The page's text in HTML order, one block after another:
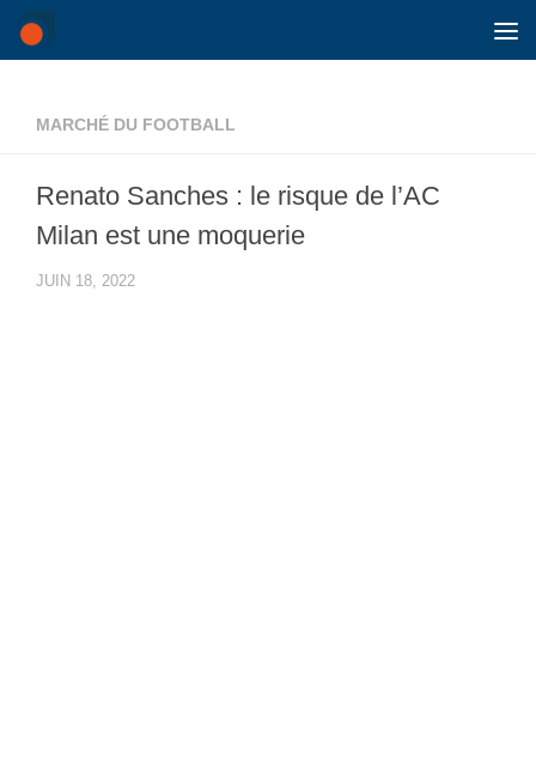
Skip to content
MARCHÉ DU FOOTBALL
Renato Sanches : le risque de l’AC
Milan est une moquerie
JUIN 18, 2022